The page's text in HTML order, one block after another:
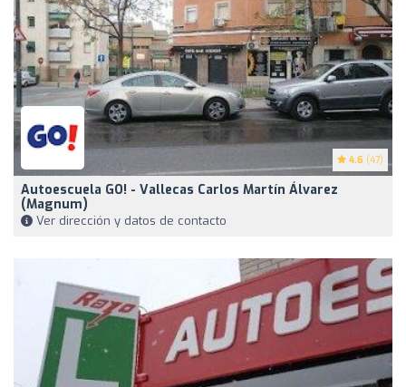
4.6 (47)
Autoescuela GO! - Vallecas Carlos Martín Álvarez
(Magnum)
Ver dirección y datos de contacto